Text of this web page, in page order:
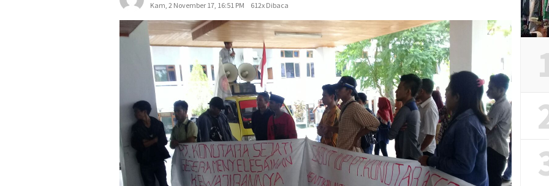
Kam, 2 November 17, 16:51 PM 612x Dibaca